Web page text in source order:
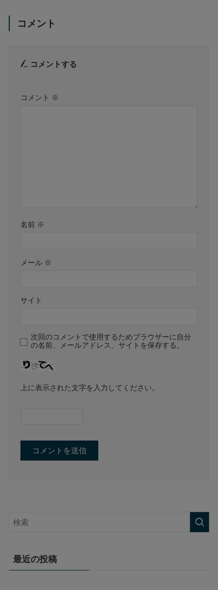
コメント
コメントする
コメント ※
名前 ※
メール ※
サイト
次回のコメントで使用するためブラウザーに自分
の名前、メールアドレス、サイトを保存する。
上に表示された文字を入力してください。
最近の投稿